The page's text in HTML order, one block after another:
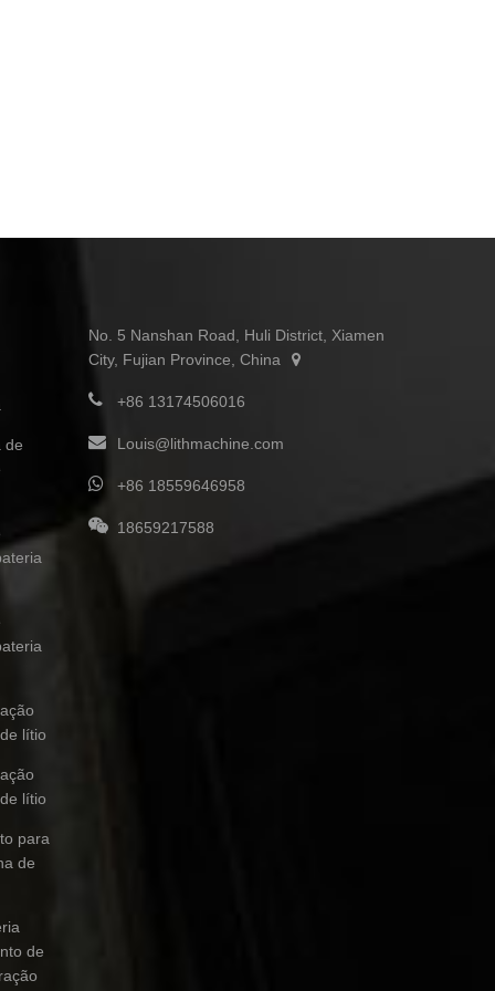
de
lítio
lítio
para
de
de
No. 5 Nanshan Road, Huli District, Xiamen
City, Fujian Province, China
+86 13174506016
Louis@lithmachine.com
+86 18559646958
18659217588